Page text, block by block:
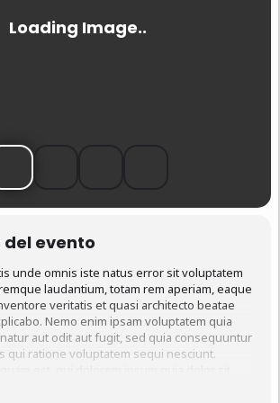
del evento
unde omnis iste natus error sit voluptatem
laudantium, totam rem aperiam, eaque
veritatis et quasi architecto beatae
Nemo enim ipsam voluptatem quia
aut odit aut fugit, sed quia consequuntur
qui ratione voluptatem sequi nesciunt.